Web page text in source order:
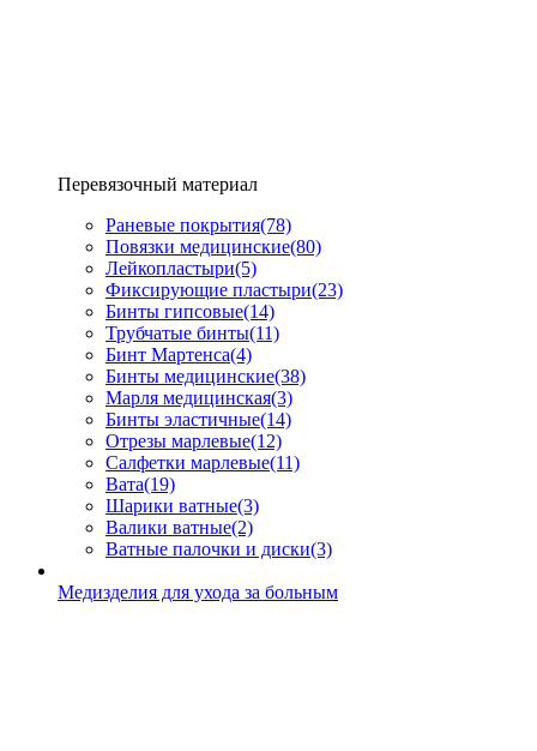
Перевязочный материал
Раневые покрытия(78)
Повязки медицинские(80)
Лейкопластыри(5)
Фиксирующие пластыри(23)
Бинты гипсовые(14)
Трубчатые бинты(11)
Бинт Мартенса(4)
Бинты медицинские(38)
Марля медицинская(3)
Бинты эластичные(14)
Отрезы марлевые(12)
Салфетки марлевые(11)
Вата(19)
Шарики ватные(3)
Валики ватные(2)
Ватные палочки и диски(3)
Медизделия для ухода за больным